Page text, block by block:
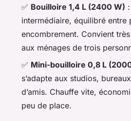
✅ Bouilloire 1,4 L (2400 W)
intermédiaire, équilibré entre
encombrement. Convient
aux ménages de trois
✅ Mini-bouilloire 0,8 L
s’adapte aux studios,
d’amis. Chauffe vite,
peu de place.